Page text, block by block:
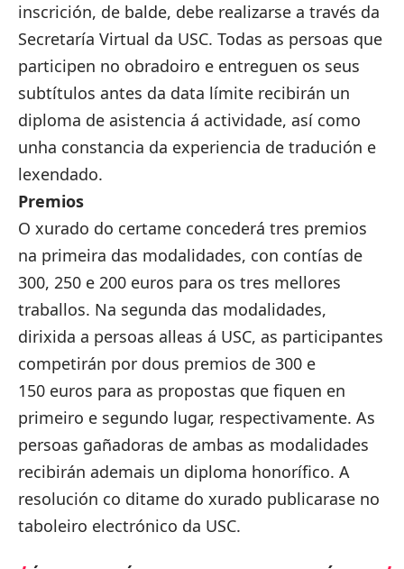
inscrición, de balde, debe realizarse a través da
Secretaría Virtual da USC. Todas as persoas que
participen no obradoiro e entreguen os seus
subtítulos antes da data límite recibirán un
diploma de asistencia á actividade, así como
unha constancia da experiencia de tradución e
lexendado.
Premios
O xurado do certame concederá tres premios
na primeira das modalidades, con contías de
300, 250 e 200 euros para os tres mellores
traballos. Na segunda das modalidades,
dirixida a persoas alleas á USC, as participantes
competirán por dous premios de 300 e
150 euros para as propostas que fiquen en
primeiro e segundo lugar, respectivamente. As
persoas gañadoras de ambas as modalidades
recibirán ademais un diploma honorífico. A
resolución co ditame do xurado publicarase no
taboleiro electrónico da USC.